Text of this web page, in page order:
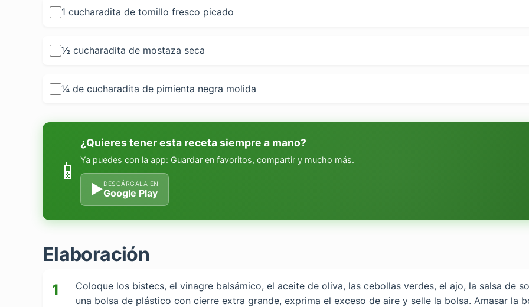
1 cucharadita de tomillo fresco picado
½ cucharadita de mostaza seca
¼ de cucharadita de pimienta negra molida
📱
¿Quieres tener esta receta siempre a mano?
Ya puedes con la app: Guardar en favoritos, compartir y mucho más.
▶DESCÁRGALA EN
Google Play
Elaboración
1
Coloque los bistecs, el vinagre balsámico, el aceite de oliva, las cebollas verdes, el ajo, la salsa de
una bolsa de plástico con cierre extra grande, exprima el exceso de aire y selle la bolsa. Amasar la